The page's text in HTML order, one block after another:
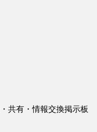
共有・情報交換掲示板